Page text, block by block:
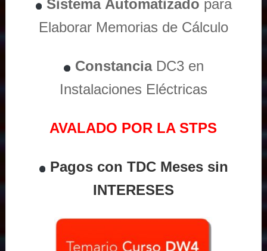
Sistema Automatizado para
Elaborar Memorias de Cálculo
ConstanciaDC3 en
Instalaciones Eléctricas
AVALADO POR LA STPS
Pagos con TDC Meses sin
INTERESES